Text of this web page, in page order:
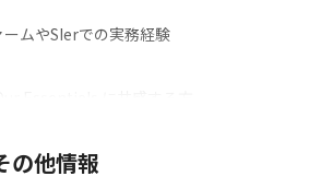
iOS, etc.
Confluence, Jira, GitHub, Zoom, etc.
AppSheet, TeamSpirit, etc.
管理
etc.
ームやSIerでの実務経験
ホルダに価値を提供できているかに興
の他情報